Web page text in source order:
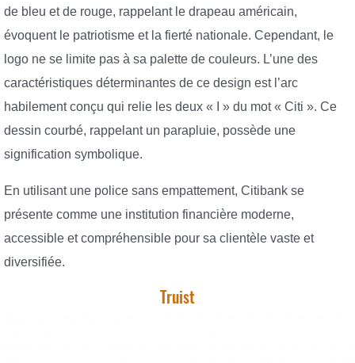
de bleu et de rouge, rappelant le drapeau américain,
évoquent le patriotisme et la fierté nationale. Cependant, le
logo ne se limite pas à sa palette de couleurs. L’une des
caractéristiques déterminantes de ce design est l’arc
habilement conçu qui relie les deux « I » du mot « Citi ». Ce
dessin courbé, rappelant un parapluie, possède une
signification symbolique.
En utilisant une police sans empattement, Citibank se
présente comme une institution financière moderne,
accessible et compréhensible pour sa clientèle vaste et
diversifiée.
Truist